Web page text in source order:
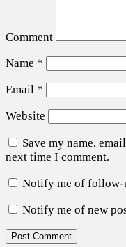
Comment
Name *
Email *
Website
Save my name,
next time I comment.
Notify me of follow-
Notify me of new